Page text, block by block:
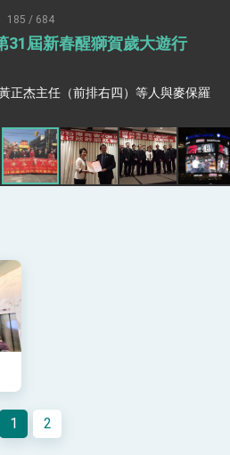
獲階段性成果 卓揆期勉爭取時間完
貿易協定」簽署
稅談判階段性結果有助臺灣取得有
力支持「臺美對等貿易協定」簽署
發展部攜手合作，整合台灣雄厚數
固邦榮邦目標
之島，希望之光」為題發表2026新
護民主台灣國安行動方案」記者
守護台海和平 以決心掌握國家
周年談話 盼面對未來挑戰 堅持
說影片
185 / 684
31屆新春醒獅賀歲大遊行
正杰主任（前排右四）等人與麥保羅
1 2